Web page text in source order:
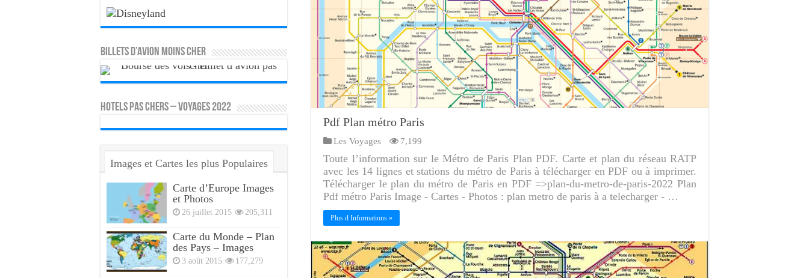
Pdf Plan métro Paris
Les Voyages 7,199
Toute l’information sur le Métro de Paris Plan PDF. Carte et plan du réseau RATP
avec les 14 lignes et stations du métro de Paris à télécharger en PDF ou à imprimer.
Télécharger le plan du métro de Paris en PDF =>plan-du-metro-de-paris-2022 Plan
Pdf métro Paris Image - Cartes - Photos : plan metro de paris à a telecharger - …
Plus d Informations »
Billets d’avion moins cher
HOTELS PAS CHERS – VOYAGES 2022
Images et Cartes les plus Populaires
Carte d’Europe Images
et Photos
26 juillet 2015 205,311
Carte du Monde – Plan
des Pays – Images
3 août 2015 177,279